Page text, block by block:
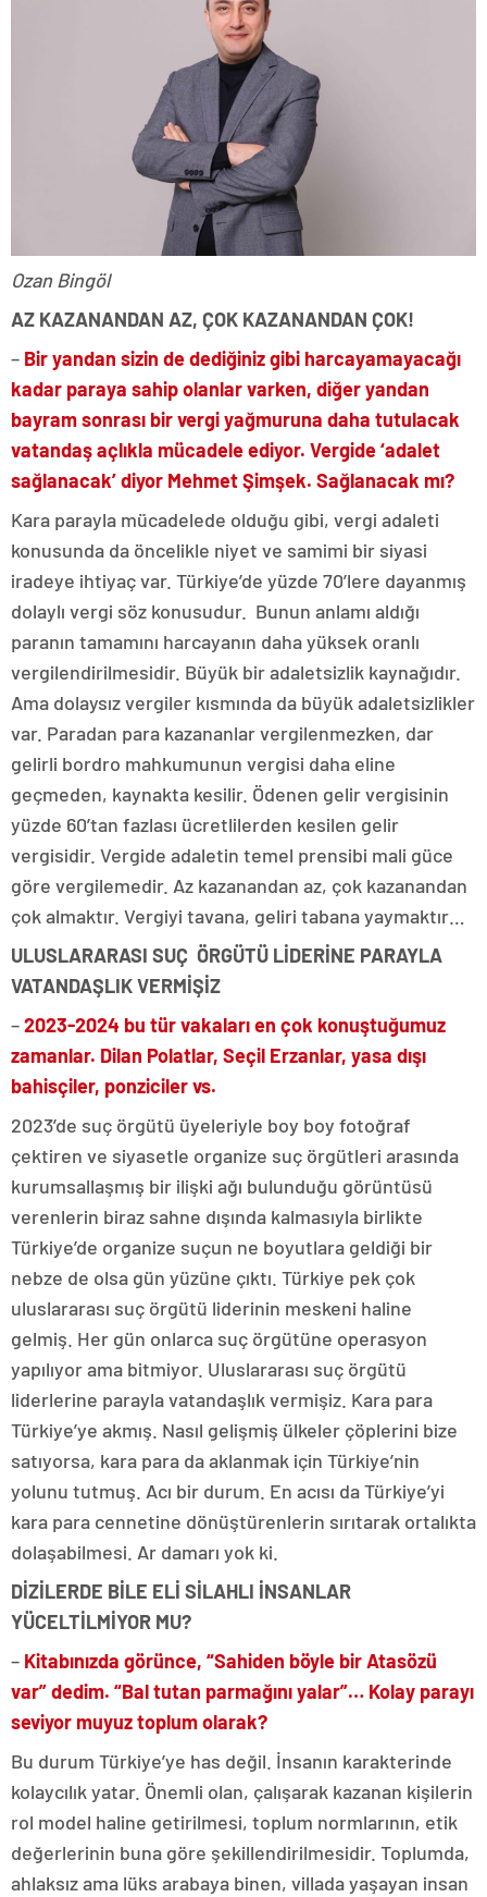
Ozan Bingöl
AZ KAZANANDAN AZ, ÇOK KAZANANDAN ÇOK!
– Bir yandan sizin de dediğiniz gibi harcayamayacağı
kadar paraya sahip olanlar varken, diğer yandan
bayram sonrası bir vergi yağmuruna daha tutulacak
vatandaş açlıkla mücadele ediyor. Vergide ‘adalet
sağlanacak’ diyor Mehmet Şimşek. Sağlanacak mı?
Kara parayla mücadelede olduğu gibi, vergi adaleti
konusunda da öncelikle niyet ve samimi bir siyasi
iradeye ihtiyaç var. Türkiye’de yüzde 70’lere dayanmış
dolaylı vergi söz konusudur. Bunun anlamı aldığı
paranın tamamını harcayanın daha yüksek oranlı
vergilendirilmesidir. Büyük bir adaletsizlik kaynağıdır.
Ama dolaysız vergiler kısmında da büyük adaletsizlikler
var. Paradan para kazananlar vergilenmezken, dar
gelirli bordro mahkumunun vergisi daha eline
geçmeden, kaynakta kesilir. Ödenen gelir vergisinin
yüzde 60’tan fazlası ücretlilerden kesilen gelir
vergisidir. Vergide adaletin temel prensibi mali güce
göre vergilemedir. Az kazanandan az, çok kazanandan
çok almaktır. Vergiyi tavana, geliri tabana yaymaktır…
ULUSLARARASI SUÇ ÖRGÜTÜ LİDERİNE PARAYLA
VATANDAŞLIK VERMİŞİZ
–2023-2024 bu tür vakaları en çok konuştuğumuz
zamanlar. Dilan Polatlar, Seçil Erzanlar, yasa dışı
bahisçiler, ponziciler vs.
2023’de suç örgütü üyeleriyle boy boy fotoğraf
çektiren ve siyasetle organize suç örgütleri arasında
kurumsallaşmış bir ilişki ağı bulunduğu görüntüsü
verenlerin biraz sahne dışında kalmasıyla birlikte
Türkiye’de organize suçun ne boyutlara geldiği bir
nebze de olsa gün yüzüne çıktı. Türkiye pek çok
uluslararası suç örgütü liderinin meskeni haline
gelmiş. Her gün onlarca suç örgütüne operasyon
yapılıyor ama bitmiyor. Uluslararası suç örgütü
liderlerine parayla vatandaşlık vermişiz. Kara para
Türkiye’ye akmış. Nasıl gelişmiş ülkeler çöplerini bize
satıyorsa, kara para da aklanmak için Türkiye’nin
yolunu tutmuş. Acı bir durum. En acısı da Türkiye’yi
kara para cennetine dönüştürenlerin sırıtarak ortalıkta
dolaşabilmesi. Ar damarı yok ki.
DİZİLERDE BİLE ELİ SİLAHLI İNSANLAR
YÜCELTİLMİYOR MU?
– Kitabınızda görünce, “Sahiden böyle bir Atasözü
var” dedim. “Bal tutan parmağını yalar”… Kolay parayı
seviyor muyuz toplum olarak?
Bu durum Türkiye’ye has değil. İnsanın karakterinde
kolaycılık yatar. Önemli olan, çalışarak kazanan kişilerin
rol model haline getirilmesi, toplum normlarının, etik
değerlerinin buna göre şekillendirilmesidir. Toplumda,
ahlaksız ama lüks arabaya binen, villada yaşayan insan